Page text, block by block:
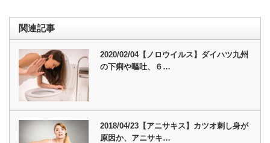
関連記事
2020/02/04【ノロウイルス】ダイハツ九州
の下痢や嘔吐、６…
2018/04/23【アニサキス】カツオ刺し身が
原因か、アニサキ…